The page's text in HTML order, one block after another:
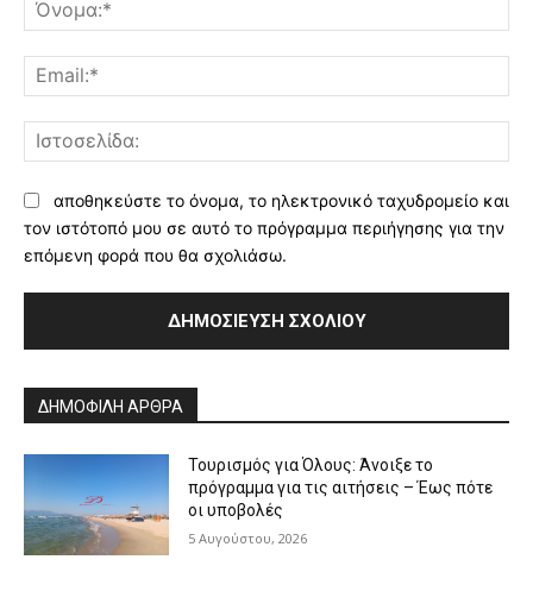
αποθηκεύστε το όνομα, το ηλεκτρονικό ταχυδρομείο και
τον ιστότοπό μου σε αυτό το πρόγραμμα περιήγησης για την
επόμενη φορά που θα σχολιάσω.
ΔΗΜΟΦΙΛΗ ΑΡΘΡΑ
Τουρισμός για Όλους: Άνοιξε το
πρόγραμμα για τις αιτήσεις – Έως πότε
οι υποβολές
5 Αυγούστου, 2026